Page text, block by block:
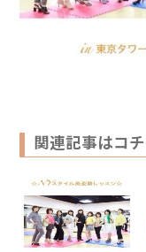
関連記事はコ